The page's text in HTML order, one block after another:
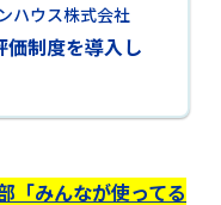
ハウス株式会社
価制度を導入し
「みんなが使ってる